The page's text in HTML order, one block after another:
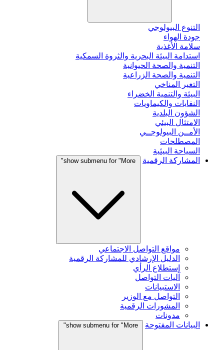
التنوع البيولوجي
جودة الهواء
سلامة الأغذية
استدامة البيئة البحرية والثروة السمكية
التنمية والصحة الحيوانية
التنمية والصحة الزراعية
التغير المناخي
البيئة والتنمية الخضراء
النفايات والكيماويات
الشؤون البلدية
الامتثال البيئي
الأمــن البيولوجــي
المصطلحات
السياحة البيئية
المشاركة الرقمية
show submenu for "More"
مواقع التواصل الاجتماعي
الدليل الإرشادي للمشاركة الرقمية
إستطلاع الرأي
آليات التواصل
الاستبيانات
التواصل مع الوزير
المشورات الرقمية
مدونات
البيانات المفتوحة
show submenu for "More"